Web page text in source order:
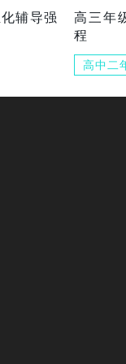
辅导强
高三年
程
高中二